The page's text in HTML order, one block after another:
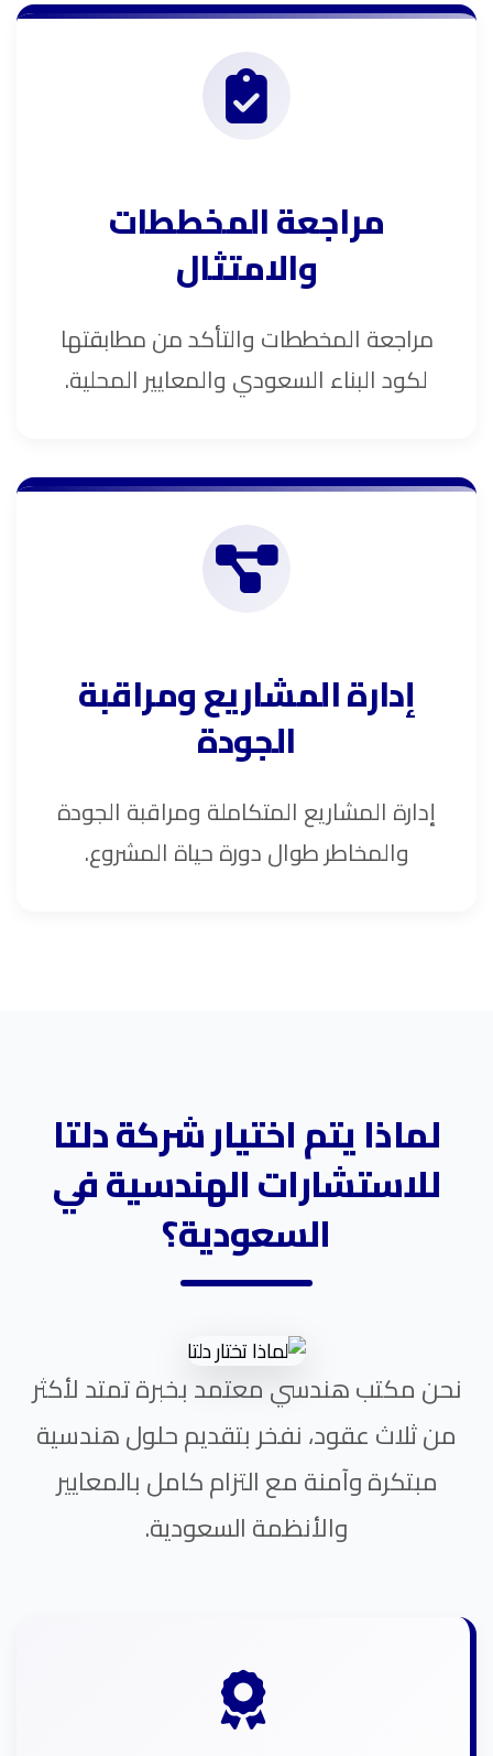
مراجعة المخططات
والامتثال
مراجعة المخططات والتأكد من مطابقتها
لكود البناء السعودي والمعايير المحلية.
إدارة المشاريع ومراقبة
الجودة
إدارة المشاريع المتكاملة ومراقبة الجودة
والمخاطر طوال دورة حياة المشروع.
لماذا يتم اختيار شركة دلتا
للاستشارات الهندسية في
السعودية؟
نحن مكتب هندسي معتمد بخبرة تمتد لأكثر
من ثلاث عقود، نفخر بتقديم حلول هندسية
مبتكرة وآمنة مع التزام كامل بالمعايير
والأنظمة السعودية.